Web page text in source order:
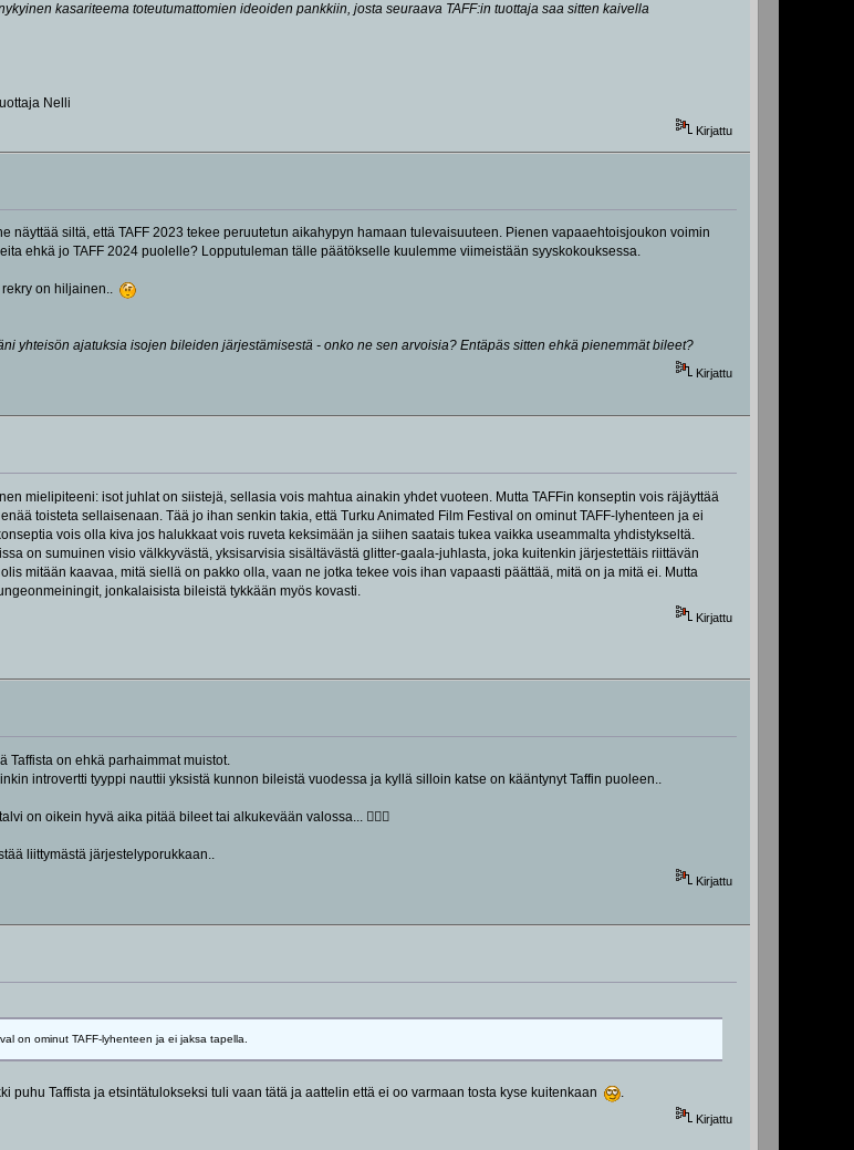
kasariteema toteutumattomien ideoiden pankkiin, josta seuraava TAFF:in tuottaja saa sitten kaivella
Nelli
Kirjattu
näyttää siltä, että TAFF 2023 tekee peruutetun aikahypyn hamaan tulevaisuuteen. Pienen vapaaehtoisjoukon voimin
ehkä jo TAFF 2024 puolelle? Lopputuleman tälle päätökselle kuulemme viimeistään syyskokouksessa.
on hiljainen..
yhteisön ajatuksia isojen bileiden järjestämisestä - onko ne sen arvoisia? Entäpäs sitten ehkä pienemmät bileet?
Kirjattu
mielipiteeni: isot juhlat on siistejä, sellasia vois mahtua ainakin yhdet vuoteen. Mutta TAFFin konseptin vois räjäyttää
toisteta sellaisenaan. Tää jo ihan senkin takia, että Turku Animated Film Festival on ominut TAFF-lyhenteen ja ei
vois olla kiva jos halukkaat vois ruveta keksimään ja siihen saatais tukea vaikka useammalta yhdistykseltä.
on sumuinen visio välkkyvästä, yksisarvisia sisältävästä glitter-gaala-juhlasta, joka kuitenkin järjestettäis riittävän
mitään kaavaa, mitä siellä on pakko olla, vaan ne jotka tekee vois ihan vapaasti päättää, mitä on ja mitä ei. Mutta
jonkalaisista bileistä tykkään myös kovasti.
Kirjattu
Taffista on ehkä parhaimmat muistot.
introvertti tyyppi nauttii yksistä kunnon bileistä vuodessa ja kyllä silloin katse on kääntynyt Taffin puoleen..
on oikein hyvä aika pitää bileet tai alkukevään valossa... 🤷🏼‍♀️
liittymästä järjestelyporukkaan..
Kirjattu
on ominut TAFF-lyhenteen ja ei jaksa tapella.
puhu Taffista ja etsintätulokseksi tuli vaan tätä ja aattelin että ei oo varmaan tosta kyse kuitenkaan .
Kirjattu